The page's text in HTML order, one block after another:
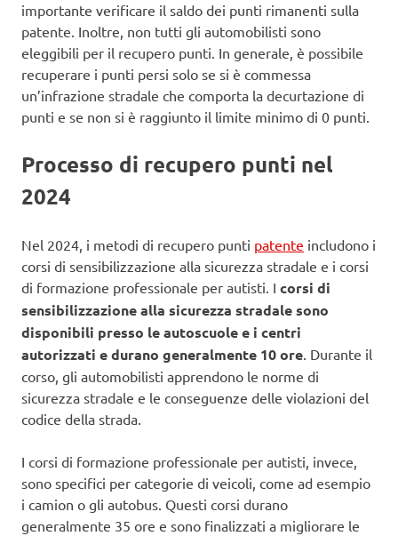
importante verificare il saldo dei punti rimanenti sulla
patente. Inoltre, non tutti gli automobilisti sono
eleggibili per il recupero punti. In generale, è possibile
recuperare i punti persi solo se si è commessa
un’infrazione stradale che comporta la decurtazione di
punti e se non si è raggiunto il limite minimo di 0 punti.
Processo di recupero punti nel
2024
Nel 2024, i metodi di recupero punti patente includono i
corsi di sensibilizzazione alla sicurezza stradale e i corsi
di formazione professionale per autisti. I corsi di
sensibilizzazione alla sicurezza stradale sono
disponibili presso le autoscuole e i centri
autorizzati e durano generalmente 10 ore. Durante il
corso, gli automobilisti apprendono le norme di
sicurezza stradale e le conseguenze delle violazioni del
codice della strada.
I corsi di formazione professionale per autisti, invece,
sono specifici per categorie di veicoli, come ad esempio
i camion o gli autobus. Questi corsi durano
generalmente 35 ore e sono finalizzati a migliorare le